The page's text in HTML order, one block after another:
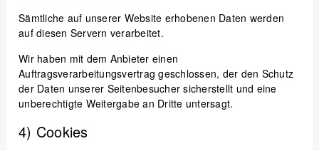
Sämtliche auf unserer Website erhobenen Daten werden
auf diesen Servern verarbeitet.
Wir haben mit dem Anbieter einen
Auftragsverarbeitungsvertrag geschlossen, der den Schutz
der Daten unserer Seitenbesucher sicherstellt und eine
unberechtigte Weitergabe an Dritte untersagt.
4) Cookies